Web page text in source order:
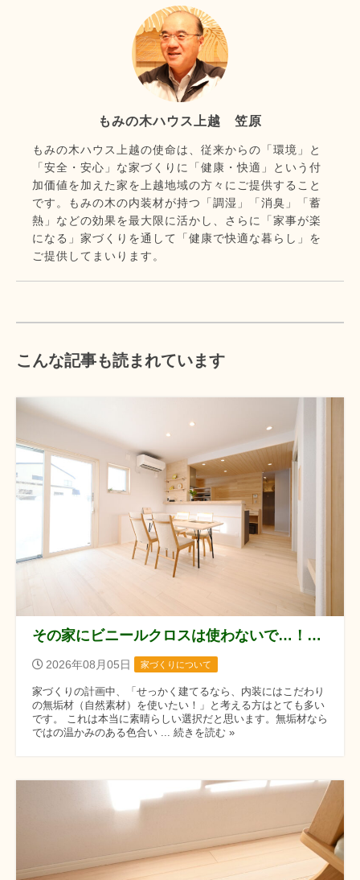
もみの木ハウス上越 笠原
もみの木ハウス上越の使命は、従来からの「環境」と
「安全・安心」な家づくりに「健康・快適」という付
加価値を加えた家を上越地域の方々にご提供すること
です。もみの木の内装材が持つ「調湿」「消臭」「蓄
熱」などの効果を最大限に活かし、さらに「家事が楽
になる」家づくりを通して「健康で快適な暮らし」を
ご提供してまいります。
こんな記事も読まれています
その家にビニールクロスは使わないで…！自然素材の家づくりで大後悔する落とし穴
2026年08月05日 家づくりについて
家づくりの計画中、「せっかく建てるなら、内装にはこだわり
の無垢材（自然素材）を使いたい！」と考える方はとても多い
です。 これは本当に素晴らしい選択だと思います。無垢材なら
ではの温かみのある色合い ... 続きを読む »